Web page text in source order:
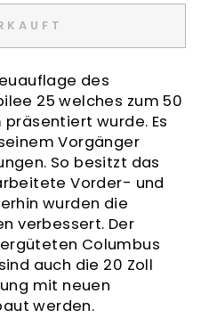
des
25 welches zum 50
wurde. Es
Vorgänger
So besitzt das
Vorder- und
wurden die
verbessert. Der
Columbus
auch die 20 Zoll
mit neuen
werden.